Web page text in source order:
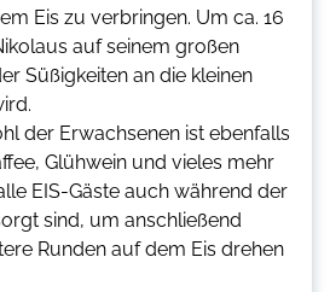
Eis zu verbringen. Um ca. 16
auf seinem großen
Süßigkeiten an die kleinen
der Erwachsenen ist ebenfalls
Glühwein und vieles mehr
EIS-Gäste auch während der
sind, um anschließend
Runden auf dem Eis drehen